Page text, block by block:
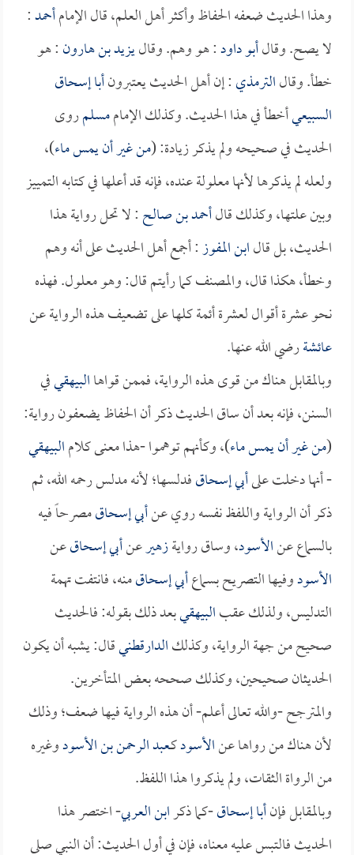
وهذا الحديث ضعفه الحفاظ وأكثر أهل العلم، قال الإمامأحمد:
لا يصح. وقالأبو داود: هو وهم. وقاليزيد بن هارون: هو
خطأ. وقالالترمذي: إن أهل الحديث يعتبرونأبا إسحاق
السبيعيأخطأ في هذا الحديث. وكذلك الإماممسلمروى
الحديث في صحيحه ولم يذكر زيادة: (من غير أن يمس ماء)،
ولعله لم يذكرها لأنها معلولة عنده، فإنه قد أعلها في كتابه التمييز
وبين علتها، وكذلك قالأحمد بن صالح: لا تحل رواية هذا
الحديث، بل قالابن المفوز: أجمع أهل الحديث على أنه وهم
وخطأ، هكذا قال، والمصنف كما رأيتم قال: وهو معلول. فهذه
نحو عشرة أقوال لعشرة أئمة كلها على تضعيف هذه الرواية عن
عائشةرضي الله عنها.
وبالمقابل هناك من قوى هذه الرواية، فممن قواهاالبيهقيفي
السنن، فإنه بعد أن ساق الحديث ذكر أن الحفاظ يضعفون رواية:
(من غير أن يمس ماء)، وكأنهم توهموا -هذا معنى كلامالبيهقي
- أنها دخلت علىأبي إسحاقفدلسها؛ لأنه مدلس رحمه الله، ثم
ذكر أن الرواية واللفظ نفسه روي عنأبي إسحاقمصرحاً فيه
بالسماع عنالأسود، وساق روايةزهيرعنأبي إسحاقعن
الأسودوفيها التصريح بسماعأبي إسحاقمنه، فانتفت تهمة
التدليس، ولذلك عقبالبيهقيبعد ذلك بقوله: فالحديث
صحيح من جهة الرواية، وكذلكالدارقطنيقال: يشبه أن يكون
الحديثان صحيحين، وكذلك صححه بعض المتأخرين.
والمترجح -والله تعالى أعلم- أن هذه الرواية فيها ضعف؛ وذلك
لأن هناك من رواها عنالأسودكـعبد الرحمن بن الأسودوغيره
من الرواة الثقات، ولم يذكروا هذا اللفظ.
وبالمقابل فإنأبا إسحاق-كما ذكرابن العربي- اختصر هذا
الحديث فالتبس عليه معناه، فإن في أول الحديث: أن النبي صلى